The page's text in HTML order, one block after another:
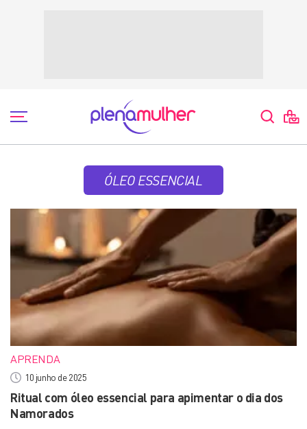
ÓLEO ESSENCIAL
APRENDA
10 junho de 2025
Ritual com óleo essencial para apimentar o dia dos
Namorados